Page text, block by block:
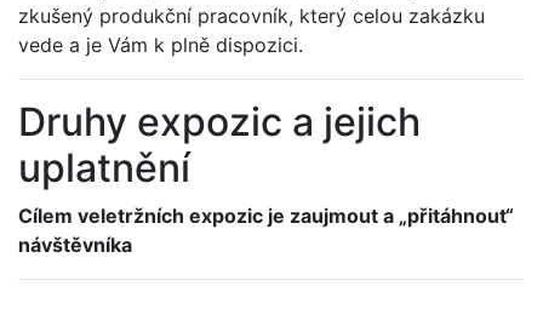
zkušený produkční pracovník, který celou zakázku
vede a je Vám k plně dispozici.
Druhy expozic a jejich
uplatnění
Cílem veletržních expozic je zaujmout a „přitáhnout“
návštěvníka